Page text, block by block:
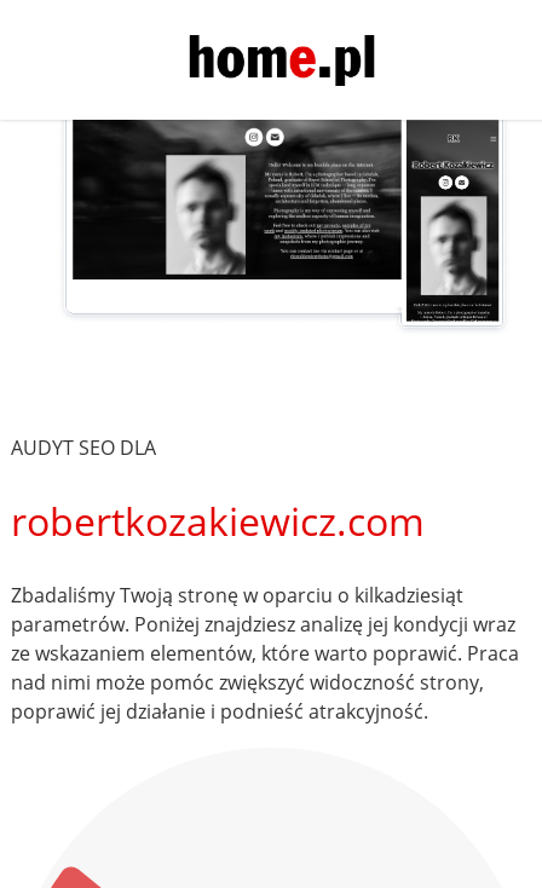
AUDYT SEO DLA
robertkozakiewicz.com
Zbadaliśmy Twoją stronę w oparciu o kilkadziesiąt
parametrów. Poniżej znajdziesz analizę jej kondycji wraz
ze wskazaniem elementów, które warto poprawić. Praca
nad nimi może pomóc zwiększyć widoczność strony,
poprawić jej działanie i podnieść atrakcyjność.